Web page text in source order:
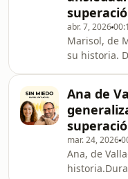
🌱A partir de
mis otros
cambiando
sentir.Hoy,
sobre 10! —f
abr. 7, 2026
Marisol, de
su historia.
con una
salir de
cuando
su
genial —se
— y vive con
Ana de
mar. 24, 2026
Ana, de